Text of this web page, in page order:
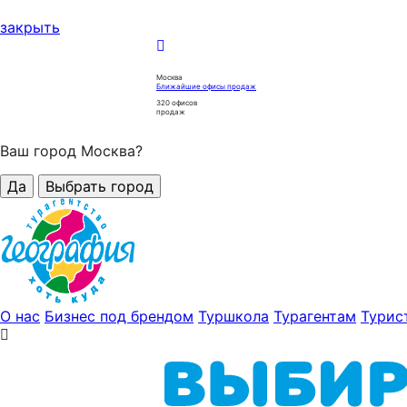
закрыть
Москва
Ближайшие офисы продаж
320 офисов
продаж
Ваш город Москва?
Да
Выбрать город
О нас Бизнес под брендом Туршкола Турагентам